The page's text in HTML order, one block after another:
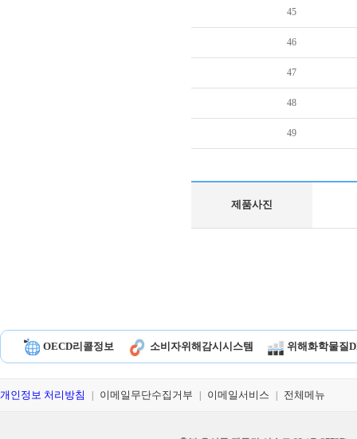
45
46
47
48
49
제품사진
OECD리콜정보 소비자위해감시시스템 위해화학물질
개인정보 처리방침 이메일무단수집거부 이메일서비스 전체메뉴